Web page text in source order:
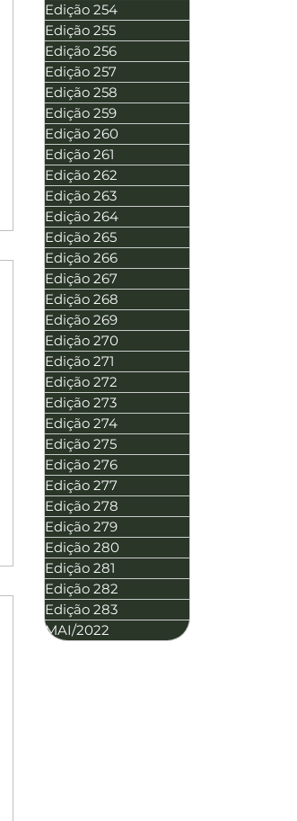
Edição 254
Edição 255
Edição 256
Edição 257
Edição 258
Edição 259
Edição 260
Edição 261
Edição 262
Edição 263
Edição 264
Edição 265
Edição 266
Edição 267
Edição 268
Edição 269
Edição 270
Edição 271
Edição 272
Edição 273
Edição 274
Edição 275
Edição 276
Edição 277
Edição 278
Edição 279
Edição 280
Edição 281
Edição 282
Edição 283
MAI/2022